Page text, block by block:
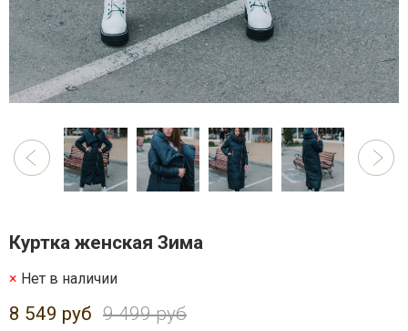
Куртка женская Зима
Нет в наличии
8 549 руб 9 499 руб